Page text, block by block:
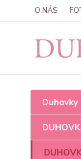
O NÁS
Duhovky